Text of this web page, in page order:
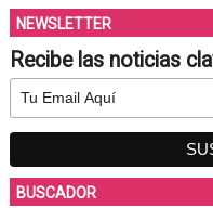
NEWSLETTER
Recibe las noticias
BUSCADOR